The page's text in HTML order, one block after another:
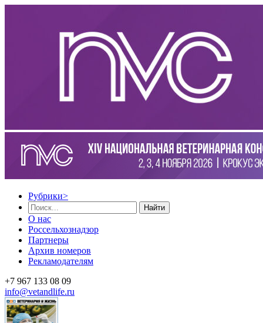
Рубрики>
Найти
О нас
Россельхознадзор
Партнеры
Архив номеров
Рекламодателям
+7 967 133 08 09
info@vetandlife.ru